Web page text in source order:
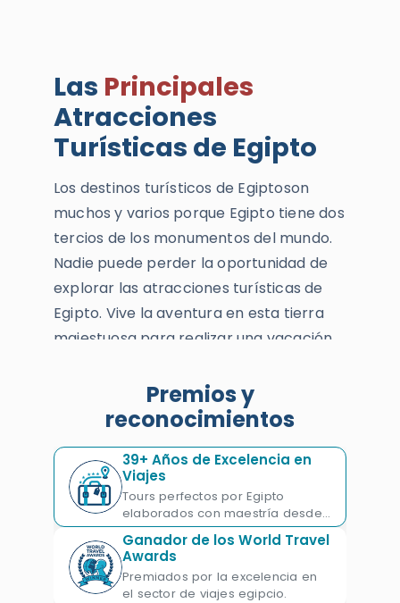
Las Principales
Atracciones
Turísticas de Egipto
Los destinos turísticos de Egiptoson
muchos y varios porque Egipto tiene dos
tercios de los monumentos del mundo.
Nadie puede perder la oportunidad de
explorar las atracciones turísticas de
Egipto. Vive la aventura en esta tierra
majestuosa para realizar una vacación
descubrir las maravillas y misterios de la
cuna de civilización donde se
de destinos turísticos varias; faraónicos,
islámicos, coptos como
El Cairo
Asuány Alejandría. A continuación,
puedes ver las categorías de los
destinos que contienen las
atracciones de Egipto.
Premios y
reconocimientos
39+ Años de Excelencia en
Viajes
Tours perfectos por Egipto
elaborados con maestría desde
1987.
Ganador de los World Travel
Awards
Premiados por la excelencia en
el sector de viajes egipcio.